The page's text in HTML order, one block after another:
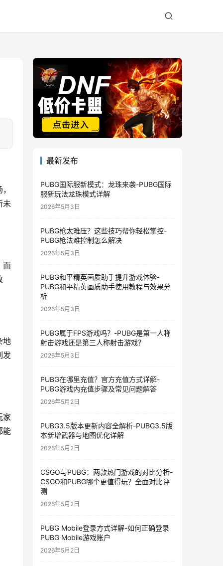
未
而
地
发
家
能
最新发布
PUBG国际服新模式：龙珠来袭-PUBG国际
服新玩法龙珠模式详解
2026年5月3日
PUBG枪太难压？这些技巧帮你轻松掌控-
PUBG枪法难控制怎么解决
2026年5月3日
PUBG和平精英画质助手提升游戏体验-
PUBG和平精英画质助手使用教程与效果分
析
2026年5月3日
PUBG属于FPS游戏吗？-PUBG是第一人称
射击游戏还是第三人称射击游戏？
2026年5月3日
PUBG在哪里充值？官方充值方式详解-
PUBG游戏内充值步骤及常见问题解答
2026年5月2日
PUBG3.5版本更新内容全解析-PUBG3.5版
本新增武器与地图优化详解
2026年5月2日
CSGO与PUBG：两款热门游戏的对比分析-
CSGO和PUBG哪个更值得玩？全面对比评
测
2026年5月2日
PUBG Mobile登录方式详解-如何正确登录
PUBG Mobile游戏账户
2026年5月2日